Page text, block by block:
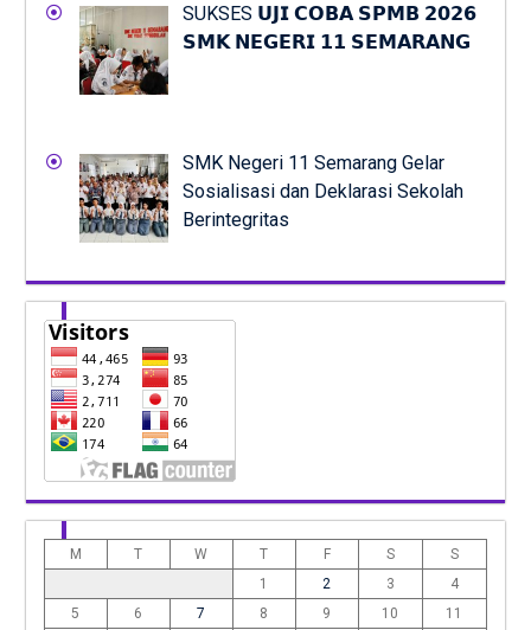
SUKSES 𝗨𝗝𝗜 𝗖𝗢𝗕𝗔 𝗦𝗣𝗠𝗕 𝟮𝟬𝟮𝟲
𝗦𝗠𝗞 𝗡𝗘𝗚𝗘𝗥𝗜 𝟭𝟭 𝗦𝗘𝗠𝗔𝗥𝗔𝗡𝗚
SMK Negeri 11 Semarang Gelar
Sosialisasi dan Deklarasi Sekolah
Berintegritas
M T W T F S
S
1
2 3
4
5
6 7 8 9 10
11